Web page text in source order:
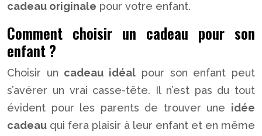
cadeau originale pour votre enfant.
Comment choisir un cadeau pour son
enfant ?
Choisir un cadeau idéal pour son enfant peut
s’avérer un vrai casse-tête. Il n’est pas du tout
évident pour les parents de trouver une idée
cadeau qui fera plaisir à leur enfant et en même